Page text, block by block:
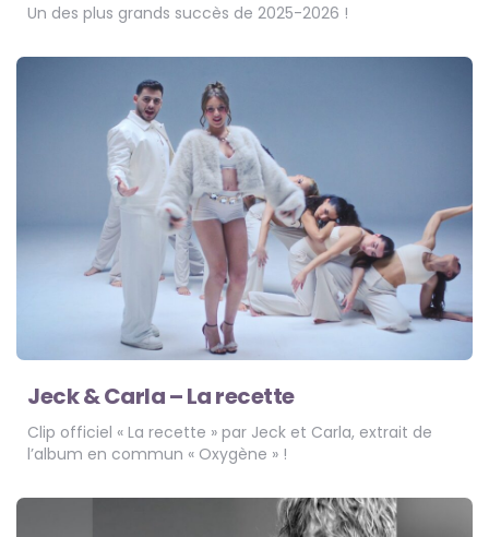
Un des plus grands succès de 2025-2026 !
Jeck & Carla – La recette
Clip officiel « La recette » par Jeck et Carla, extrait de
l’album en commun « Oxygène » !